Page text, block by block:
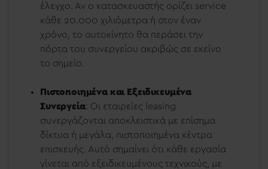
έλεγχο. Αν ο κατασκευαστής ορίζει service
κάθε 20.000 χιλιόμετρα ή στον έναν
χρόνο, το αυτοκίνητο θα περάσει την
πόρτα του συνεργείου ακριβώς σε εκείνο
το σημείο.
Πιστοποιημένα και Εξειδικευμένα
Συνεργεία: Οι εταιρείες leasing
συνεργάζονται αποκλειστικά με επίσημα
δίκτυα ή μεγάλα, πιστοποιημένα κέντρα
επισκευής. Αυτό σημαίνει ότι κάθε εργασία
γίνεται από εξειδικευμένους τεχνικούς, με